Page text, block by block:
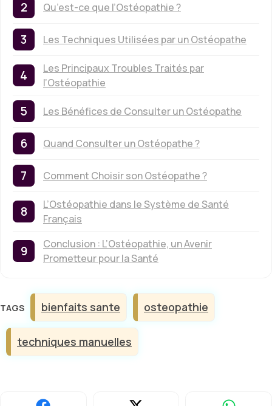
Qu’est-ce que l’Ostéopathie ?
Les Techniques Utilisées par un Ostéopathe
Les Principaux Troubles Traités par
l’Ostéopathie
Les Bénéfices de Consulter un Ostéopathe
Quand Consulter un Ostéopathe ?
Comment Choisir son Ostéopathe ?
L’Ostéopathie dans le Système de Santé
Français
Conclusion : L’Ostéopathie, un Avenir
Prometteur pour la Santé
Étiquettes
bienfaits sante osteopathie
techniques manuelles